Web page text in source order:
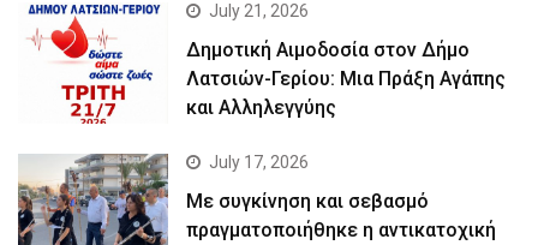
July 21, 2026
Δημοτική Αιμοδοσία στον Δήμο
Λατσιών-Γερίου: Μια Πράξη Αγάπης
και Αλληλεγγύης
July 17, 2026
Με συγκίνηση και σεβασμό
πραγματοποιήθηκε η αντικατοχική